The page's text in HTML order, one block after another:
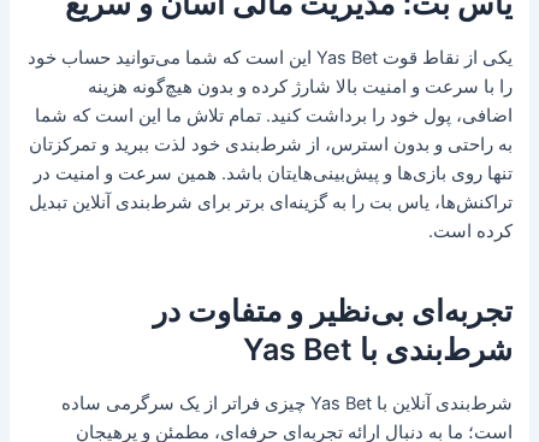
یکی از نقاط قوت Yas Bet این است که شما می‌توانید حساب خود
را با سرعت و امنیت بالا شارژ کرده و بدون هیچ‌گونه هزینه
اضافی، پول خود را برداشت کنید. تمام تلاش ما این است که شما
به راحتی و بدون استرس، از شرط‌بندی خود لذت ببرید و تمرکزتان
تنها روی بازی‌ها و پیش‌بینی‌هایتان باشد. همین سرعت و امنیت در
تراکنش‌ها، یاس بت را به گزینه‌ای برتر برای شرط‌بندی آنلاین تبدیل
کرده است.
تجربه‌ای بی‌نظیر و متفاوت در
شرط‌بندی با Yas Bet
شرط‌بندی آنلاین با Yas Bet چیزی فراتر از یک سرگرمی ساده
است؛ ما به دنبال ارائه تجربه‌ای حرفه‌ای، مطمئن و پرهیجان